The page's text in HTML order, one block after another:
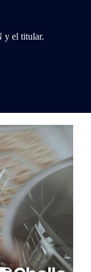
y el titular.